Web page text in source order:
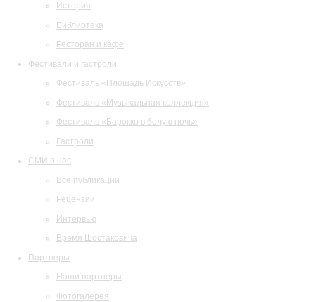
История
Библиотека
Ресторан и кафе
Фестивали и гастроли
Фестиваль «Площадь Искусств»
Фестиваль «Музыкальная коллекция»
Фестиваль «Барокко в белую ночь»
Гастроли
СМИ о нас
Все публикации
Рецензии
Интервью
Время Шостаковича
Партнеры
Наши партнеры
Фотогалерея